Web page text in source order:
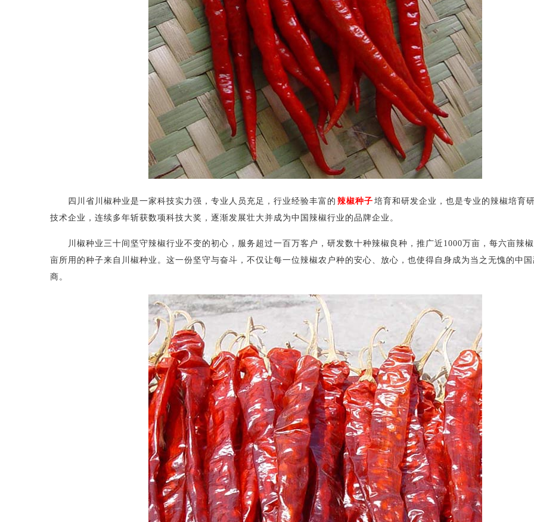
四川省川椒种业是一家科技实力强，专业人员充足，行业经验丰富的 辣椒种子 培育和研发企业，也是专业的辣椒培育
技术企业，连续多年斩获数项科技大奖，逐渐发展壮大并成为中国辣椒行业的品牌企业。
川椒种业三十间坚守辣椒行业不变的初心，服务超过一百万客户，研发数十种辣椒良种，推广近1000万亩，每六亩辣
亩所用的种子来自川椒种业。这一份坚守与奋斗，不仅让每一位辣椒农户种的安心、放心，也使得自身成为当之无愧的中
商。